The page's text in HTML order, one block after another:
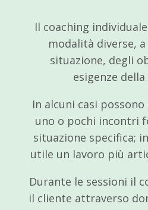
Il coaching
modalità diverse,
situazione, degli
esigenze
In alcuni casi
uno o pochi incontri
situazione specifica;
utile un lavoro più
Durante le sessioni il
il cliente attraverso